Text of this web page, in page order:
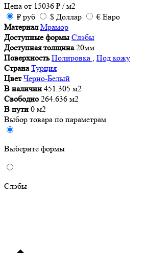
Цена от 15036 ₽ / м2
₽ руб $ Доллар € Евро
Материал Мрамор
Доступные формы Слэбы
Доступная толщина 20мм
Поверхность Полировка
Под кожу
Страна Турция
Цвет Черно-Белый
В наличии 451.305 м2
Свободно 264.636 м2
В пути 0 м2
Выбор товара по параметрам
Выберите формы
Слэбы